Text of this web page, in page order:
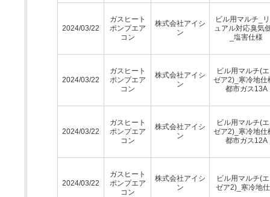
2024/03/22
ガスヒート
ポンプエア
コン
株式会社アイシ
ン
ビル用マルチ_
ュアル対応臭気
_塩害仕様
2024/03/22
ガスヒート
ポンプエア
コン
株式会社アイシ
ン
ビル用マルチ(
ゼア2)_寒冷地仕
都市ガス13A
2024/03/22
ガスヒート
ポンプエア
コン
株式会社アイシ
ン
ビル用マルチ(
ゼア2)_寒冷地仕
都市ガス12A
2024/03/22
ガスヒート
ポンプエア
コン
株式会社アイシ
ン
ビル用マルチ(
ゼア2)_寒冷地